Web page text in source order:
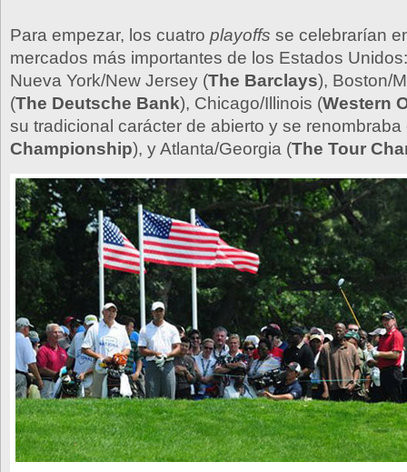
Para empezar, los cuatro playoffs se celebrarían
mercados más importantes de los Estados
Nueva York/New Jersey (The Barclays), Boston/
(The Deutsche Bank), Chicago/Illinois (Western
su tradicional carácter de abierto y se
Championship), y Atlanta/Georgia (The Tour